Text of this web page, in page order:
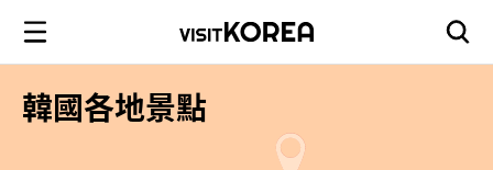
韓國各地景點